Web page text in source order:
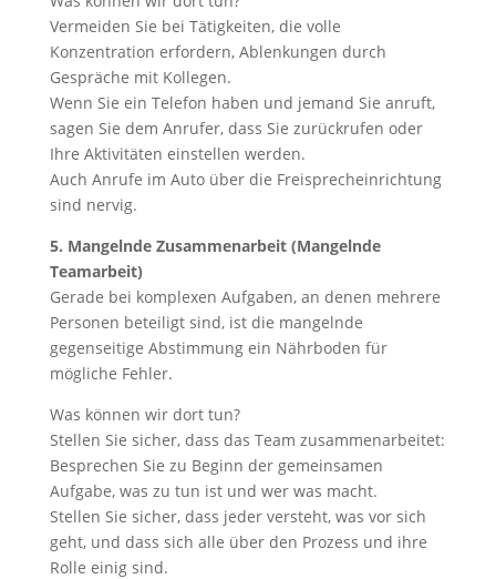
Vermeiden Sie bei Tätigkeiten, die volle
Konzentration erfordern, Ablenkungen durch
Gespräche mit Kollegen.
Wenn Sie ein Telefon haben und jemand Sie anruft,
sagen Sie dem Anrufer, dass Sie zurückrufen oder
Ihre Aktivitäten einstellen werden.
Auch Anrufe im Auto über die Freisprecheinrichtung
sind nervig.
5. Mangelnde Zusammenarbeit (Mangelnde
Teamarbeit)
Gerade bei komplexen Aufgaben, an denen mehrere
Personen beteiligt sind, ist die mangelnde
gegenseitige Abstimmung ein Nährboden für
mögliche Fehler.
Was können wir dort tun?
Stellen Sie sicher, dass das Team zusammenarbeitet:
Besprechen Sie zu Beginn der gemeinsamen
Aufgabe, was zu tun ist und wer was macht.
Stellen Sie sicher, dass jeder versteht, was vor sich
geht, und dass sich alle über den Prozess und ihre
Rolle einig sind.